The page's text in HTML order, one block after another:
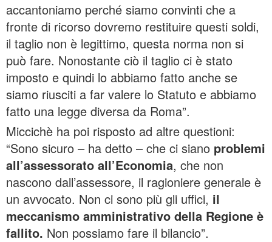
accantoniamo perché siamo convinti che a
fronte di ricorso dovremo restituire questi soldi,
il taglio non è legittimo, questa norma non si
può fare. Nonostante ciò il taglio ci è stato
imposto e quindi lo abbiamo fatto anche se
siamo riusciti a far valere lo Statuto e abbiamo
fatto una legge diversa da Roma”.
Miccichè ha poi risposto ad altre questioni:
“Sono sicuro – ha detto – che ci siano problemi
all’assessorato all’Economia, che non
nascono dall’assessore, il ragioniere generale è
un avvocato. Non ci sono più gli uffici, il
meccanismo amministrativo della Regione è
fallito. Non possiamo fare il bilancio”.